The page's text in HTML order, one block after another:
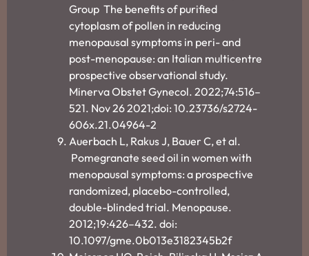
Group The benefits of purified
cytoplasm of pollen in reducing
menopausal symptoms in peri- and
post-menopause: an Italian multicentre
prospective observational study.
Minerva Obstet Gynecol. 2022;74:516–
521. Nov 26 2021;doi: 10.23736/s2724-
606x.21.04964-2
Auerbach L, Rakus J, Bauer C, et al.
Pomegranate seed oil in women with
menopausal symptoms: a prospective
randomized, placebo-controlled,
double-blinded trial. Menopause.
2012;19:426–432. doi:
10.1097/gme.0b013e3182345b2f